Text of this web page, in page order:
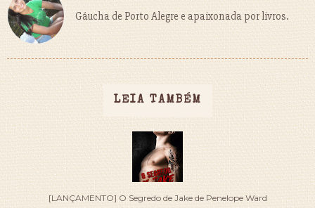
Gáucha de Porto Alegre e apaixonada por livros.
LEIA TAMBÉM
[LANÇAMENTO] O Segredo de Jake de Penelope Ward